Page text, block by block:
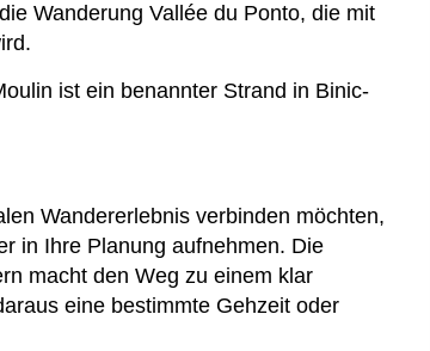
Wanderung Vallée du Ponto, die mit
ist ein benannter Strand in Binic-
Wandererlebnis verbinden möchten,
in Ihre Planung aufnehmen. Die
macht den Weg zu einem klar
eine bestimmte Gehzeit oder